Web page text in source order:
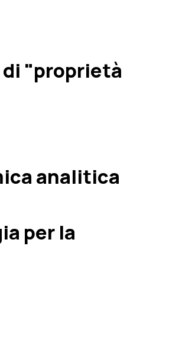
"proprietà
analitica
per la